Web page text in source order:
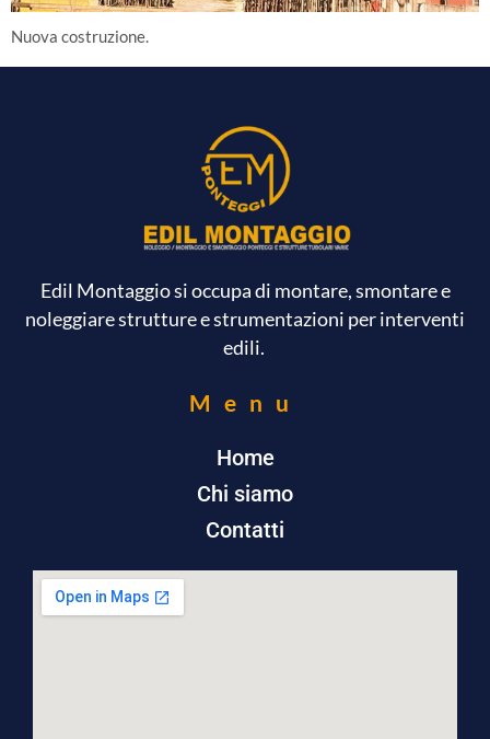
Nuova costruzione.
Edil Montaggio si occupa di montare, smontare e
noleggiare strutture e strumentazioni per interventi
edili.
Menu
Home
Chi siamo
Contatti